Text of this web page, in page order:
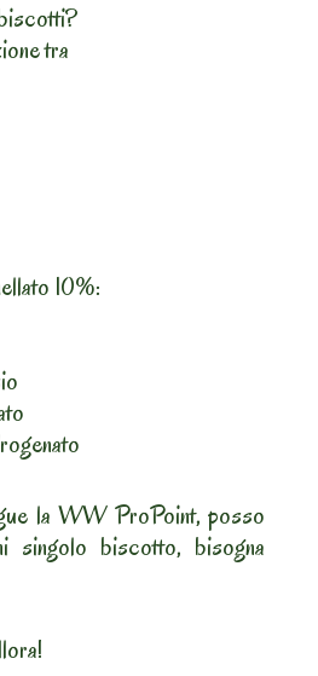
tra
10%:
la WW ProPoint, posso
biscotto, bisogna